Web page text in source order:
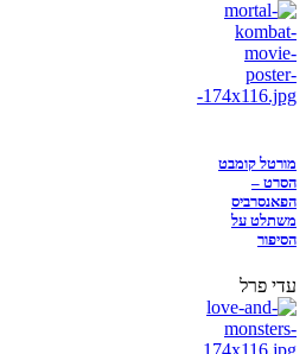
מורטל קומבט
הסרט –
הפאנסרביס
משתלט על
הסיפור
עדי פרל